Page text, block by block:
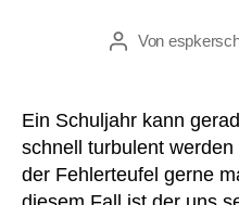
Beitragsautor
Von
Ein Schuljahr kann
schnell turbulent
der Fehlerteufel gerne